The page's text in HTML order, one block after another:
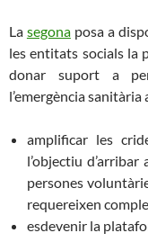
La segonaposa a
les entitats socials la
donar suport a
l’emergència sanitària
amplificar les
l’objectiu
persones
requereixen
esdevenir la